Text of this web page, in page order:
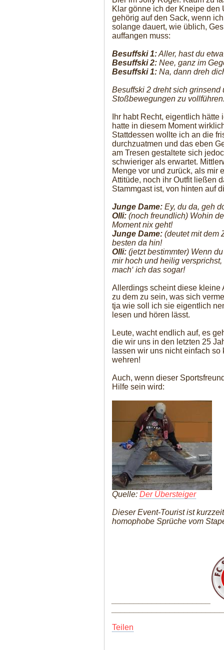
Klar gönne ich der Kneipe den
gehörig auf den Sack, wenn
solange dauert, wie üblich,
auffangen muss:
Besuffski 1:Aller, hast du
Besuffski 2: Nee, ganz im
Besuffski 1: Na, dann dreh
Besuffski 2 dreht sich grinsend
Stoßbewegungen zu
Ihr habt Recht, eigentlich
hatte in diesem Moment
Stattdessen wollte ich an die
durchzuatmen und das eben
am Tresen gestaltete sich
schwieriger als erwartet.
Menge vor und zurück, als mir
Attitüde, noch ihr Outfit ließen
Stammgast ist, von hinten auf
Junge Dame: Ey, du da, geh
Olli: (noch freundlich) Wohin
Moment nix geht!
Junge Dame: (deutet mit dem
besten da hin!
Olli: (jetzt bestimmter) Wenn
mir hoch und heilig
mach‘ ich das sogar!
Allerdings scheint diese kleine
zu dem zu sein, was sich
tja wie soll ich sie eigentlich
lesen und hören lässt.
Leute, wacht endlich auf, es
die wir uns in den letzten 25
lassen wir uns nicht einfach
wehren!
Auch, wenn dieser
Hilfe sein wird:
Quelle: Der Übersteiger
Dieser Event-Tourist ist
homophobe Sprüche vom
Teilen